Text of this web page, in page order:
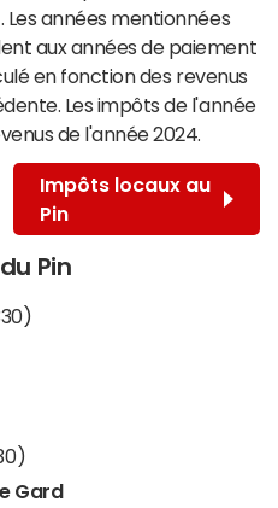
Les années mentionnées
aux années de paiement
en fonction des revenus
Les impôts de l'année
de l'année 2024.
Impôts locaux au
Pin
Pin
Gard